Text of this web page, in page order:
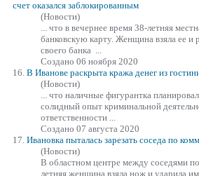
счет оказался заблокированным
(Новости)
... что в вечернее время 38-летняя
банковскую карту. Женщина взяла ее и
своего банка ...
Создано 06 ноября 2020
16. В Иванове раскрыта кража денег из
(Новости)
... что наличные фигурантка
солидный опыт криминальной
ответственности ...
Создано 07 августа 2020
17. Ивановка пыталась зарезать соседа по
(Новости)
В областном центре между соседями
летняя женщина взяла нож и ударила